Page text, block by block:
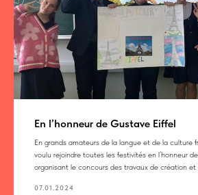
En l’honneur de Gustave Eiffel
En grands amateurs de la langue et de la culture
voulu rejoindre toutes les festivités en l’honneur
organisant le concours des travaux de création et
07.01.2024